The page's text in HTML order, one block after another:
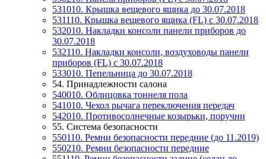
531010. Крышка вещевого ящика до 30.07.2018
531110. Крышка вещевого ящика (FL) c 30.07.2018
532010. Накладки консоли панели приборов до
30.07.2018
532110. Накладки консоли, воздуховоды панели
приборов (FL) c 30.07.2018
533010. Пепельница до 30.07.2018
54. Принадлежности салона
540010. Облицовка тоннеля пола
541010. Чехол рычага переключения передач
542010. Противосолнечные козырьки, поручни
55. Система безопасности
550110. Ремни безопасности передние (до 11.2019)
550210. Ремни безопасности передние